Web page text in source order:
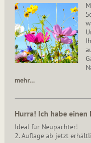
mehr…
Hurra! Ich habe einen
Ideal für Neupächter!
2. Auflage ab jetzt